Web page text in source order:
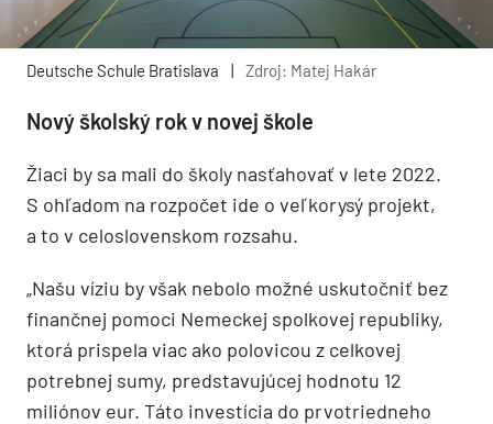
Deutsche Schule Bratislava | Zdroj: Matej Hakár
Nový školský rok v novej škole
Žiaci by sa mali do školy nasťahovať v lete 2022.
S ohľadom na rozpočet ide o veľkorysý projekt,
a to v celoslovenskom rozsahu.
„Našu víziu by však nebolo možné uskutočniť bez
finančnej pomoci Nemeckej spolkovej republiky,
ktorá prispela viac ako polovicou z celkovej
potrebnej sumy, predstavujúcej hodnotu 12
miliónov eur. Táto investícia do prvotriedneho